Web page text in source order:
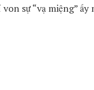
sự “vạ miệng”